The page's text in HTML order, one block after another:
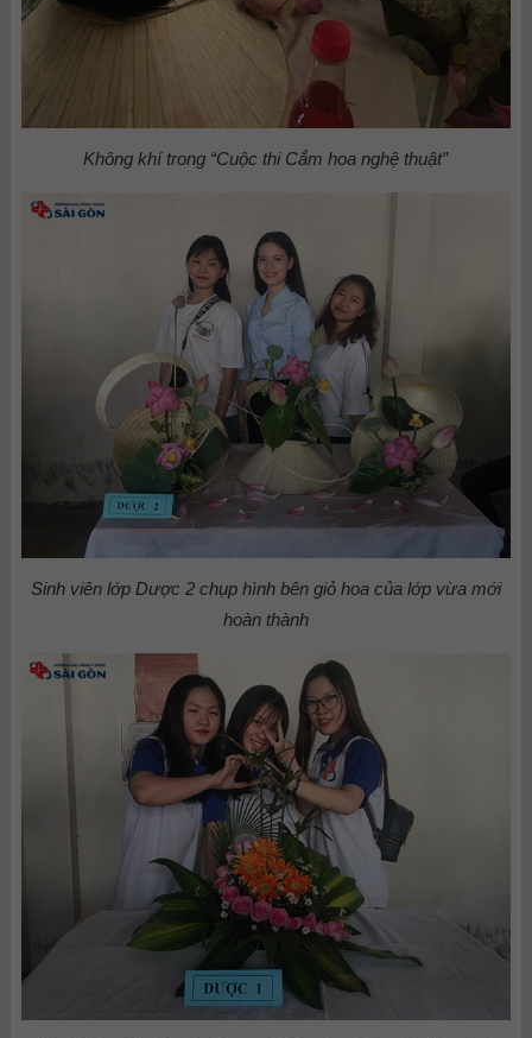
Không khí trong “Cuộc thi Cắm hoa nghệ thuật”
Sinh viên lớp Dược 2 chụp hình bên giỏ hoa của lớp vừa mới
hoàn thành